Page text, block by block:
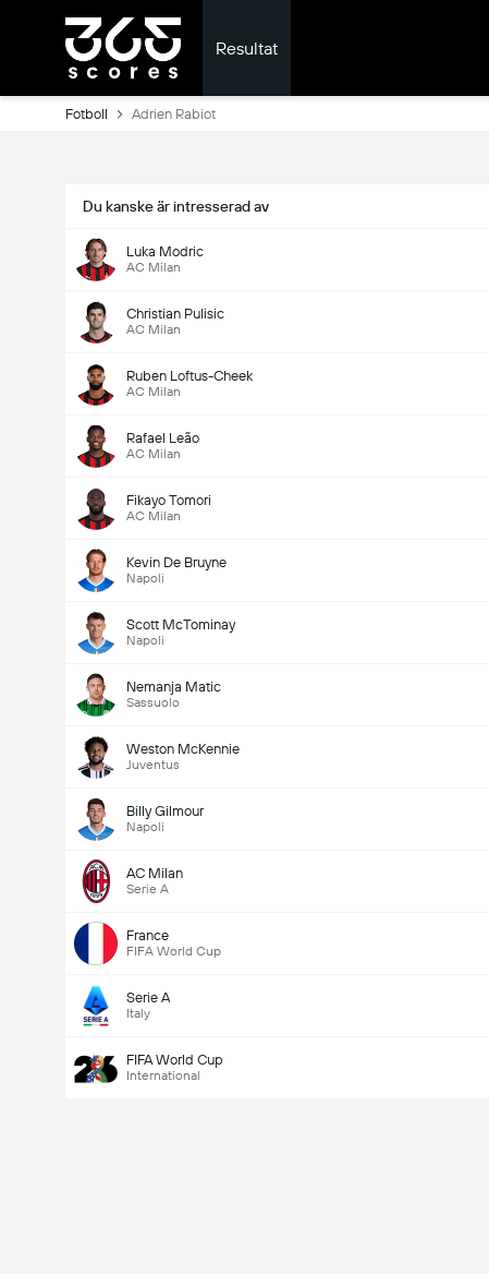
Resultat
Fotboll Adrien Rabiot
Du kanske är intresserad av
Luka Modric
AC Milan
Christian Pulisic
AC Milan
Ruben Loftus-Cheek
AC Milan
Rafael Leão
AC Milan
Fikayo Tomori
AC Milan
Kevin De Bruyne
Napoli
Scott McTominay
Napoli
Nemanja Matic
Sassuolo
Weston McKennie
Juventus
Billy Gilmour
Napoli
AC Milan
Serie A
France
FIFA World Cup
Serie A
Italy
FIFA World Cup
International